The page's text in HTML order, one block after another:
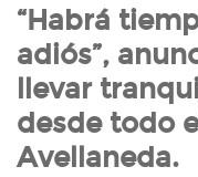
“Habrá
adiós”,
llevar
desde todo
Avellaneda.